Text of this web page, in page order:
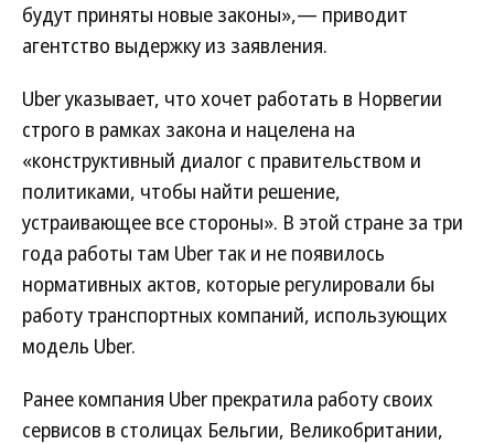
будут приняты новые законы»,— приводит
агентство выдержку из заявления.
Uber указывает, что хочет работать в Норвегии
строго в рамках закона и нацелена на
«конструктивный диалог с правительством и
политиками, чтобы найти решение,
устраивающее все стороны». В этой стране за три
года работы там Uber так и не появилось
нормативных актов, которые регулировали бы
работу транспортных компаний, использующих
модель Uber.
Ранее компания Uber прекратила работу своих
сервисов в столицах Бельгии, Великобритании,